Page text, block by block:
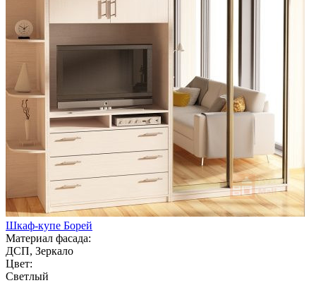
Шкаф-купе Борей
Материал фасада:
ДСП, Зеркало
Цвет:
Светлый